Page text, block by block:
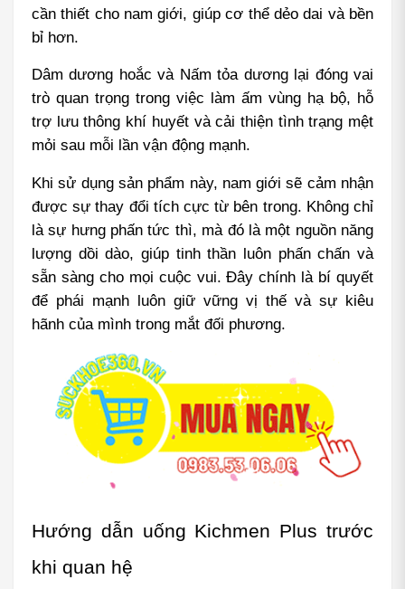
cần thiết cho nam giới, giúp cơ thể dẻo dai và bền
bỉ hơn.
Dâm dương hoắc và Nấm tỏa dương lại đóng vai
trò quan trọng trong việc làm ấm vùng hạ bộ, hỗ
trợ lưu thông khí huyết và cải thiện tình trạng mệt
mỏi sau mỗi lần vận động mạnh.
Khi sử dụng sản phẩm này, nam giới sẽ cảm nhận
được sự thay đổi tích cực từ bên trong. Không chỉ
là sự hưng phấn tức thì, mà đó là một nguồn năng
lượng dồi dào, giúp tinh thần luôn phấn chấn và
sẵn sàng cho mọi cuộc vui. Đây chính là bí quyết
để phái mạnh luôn giữ vững vị thế và sự kiêu
hãnh của mình trong mắt đối phương.
Hướng dẫn uống Kichmen Plus trước
khi quan hệ